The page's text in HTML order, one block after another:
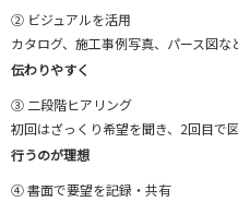
② ビジュアルを活用
カタログ、 施工事例写真、 パース図な
伝わりやすく
③ 二段階ヒアリング
初回はざっくり希望を聞き、 2回目で
行うのが理想
④書面で要望を記録・ 共有